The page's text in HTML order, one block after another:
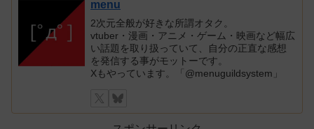
menu
2次元全般が好きな所謂オタク。
vtuber・漫画・アニメ・ゲーム・映画など幅広
い話題を取り扱っていて、自分の正直な感想
を発信する事がモットーです。
Xもやっています。「@menuguildsystem」